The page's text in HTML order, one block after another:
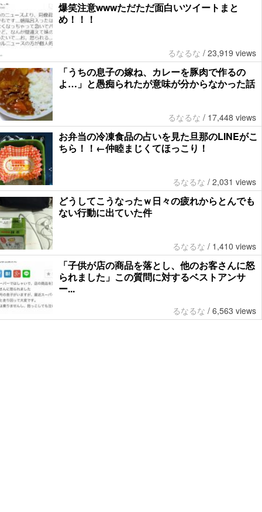
爆笑注意wwwただただ面白いツイートまと
め！！！
るなるな / 23,919 views
「うちの息子の嫁ね、カレーを豚肉で作るの
よ…」と愚痴られたが意味が分からなかった話
るなるな / 17,448 views
お弁当の冷凍食品の占いを見た旦那のLINEがこ
ちら！！←仲睦まじくてほっこり！
るなるな / 2,031 views
どうしてこうなったｗ日々の疲れからとんでも
ない行動に出ていた件
るなるな / 1,410 views
「子供が店の商品を落とし、他のお客さんに怒
られました」この質問に対するベストアンサ
ー...
るなるな / 6,563 views